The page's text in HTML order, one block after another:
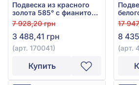
Подвеска из красного
золота 585° с фианитом
(куб. цирконий), арт.
170041
7 928,20 грн
3 488,41 грн
(арт. 170041)
Купить
17
8
(арт.